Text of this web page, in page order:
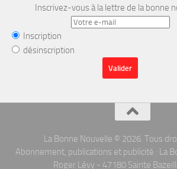
Inscrivez-vous à la lettre de la bonne
Inscription
désinscription
La Bonne Nouvelle © 2026. Tous
Abonnement, publications et publicité : La
Roger Lévy - 47180 Sainte